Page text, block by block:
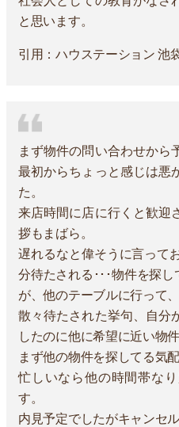
と思います。
引用：ハウステーション 池
まず物件の問い合わせから
最初からちょっと感じは悪
た。
来店時間に店に行くと歓迎
拶もまばら。
遅れるなと偉そうに言って
分待たされる･･･物件を探
が、他のテーブルに行って
散々待たされた挙句、自分
したのに他に希望に近い物
まず他の物件を探してる気
忙しいなら他の時間帯な
す。
内見予定でしたがキャンセ